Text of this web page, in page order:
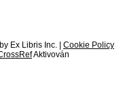
Ex Libris Inc. | Cookie Policy
Aktivován